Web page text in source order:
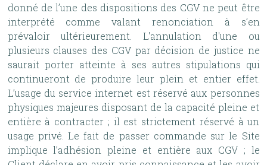
donné de l’une des dispositions des CGV ne peut être
interprété comme valant renonciation à s’en
prévaloir ultérieurement. L'annulation d'une ou
plusieurs clauses des CGV par décision de justice ne
saurait porter atteinte à ses autres stipulations qui
continueront de produire leur plein et entier effet.
L’usage du service internet est réservé aux personnes
physiques majeures disposant de la capacité pleine et
entière à contracter ; il est strictement réservé à un
usage privé. Le fait de passer commande sur le Site
implique l’adhésion pleine et entière aux CGV ; le